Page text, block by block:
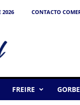
2026 CONTACTO
FREIRE